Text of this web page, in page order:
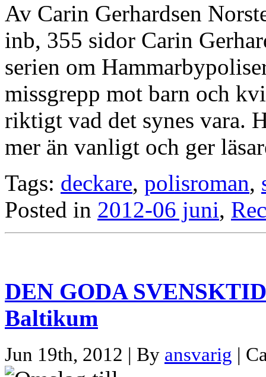
Av Carin Gerhardsen
inb, 355 sidor Carin
serien om
missgrepp mot barn och
riktigt vad det synes vara.
mer än vanligt och ger
Tags: deckare, polisroman,
Posted in 2012-06 juni,
DEN GODA
Baltikum
Jun 19th, 2012 | By ansvarig |